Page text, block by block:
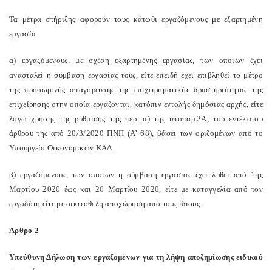
Τα μέτρα στήριξης αφορούν τους κάτωθι εργαζόμενους με εξαρτημένη
εργασία:
α) εργαζόμενους, με σχέση εξαρτημένης εργασίας, των οποίων έχει
ανασταλεί η σύμβαση εργασίας τους, είτε επειδή έχει επιβληθεί το μέτρο
της προσωρινής απαγόρευσης της επιχειρηματικής δραστηριότητας της
επιχείρησης στην οποία εργάζονται, κατόπιν εντολής δημόσιας αρχής, είτε
λόγω χρήσης της ρύθμισης της περ. α) της υποπαρ.2Α, του εντέκατου
άρθρου της από 20/3/2020 ΠΝΠ (Α’ 68), βάσει των οριζομένων από το
Υπουργείο Οικονομικών ΚΑΔ .
β) εργαζόμενους, των οποίων η σύμβαση εργασίας έχει λυθεί από 1ης
Μαρτίου 2020 έως και 20 Μαρτίου 2020, είτε με καταγγελία από τον
εργοδότη είτε με οικειοθελή αποχώρηση από τους ίδιους.
Άρθρο 2
Υπεύθυνη Δήλωση των εργαζομένων για τη λήψη αποζημίωσης ειδικού